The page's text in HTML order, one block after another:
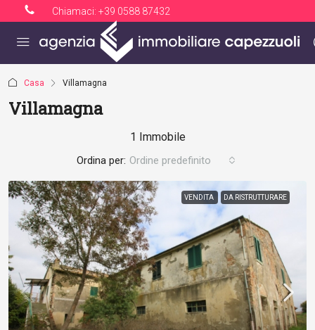
Chiamaci: +39 0588 87432
Casa Villamagna
Villamagna
1 Immobile
Ordina per: Ordine predefinito
VENDITA DA RISTRUTTURARE